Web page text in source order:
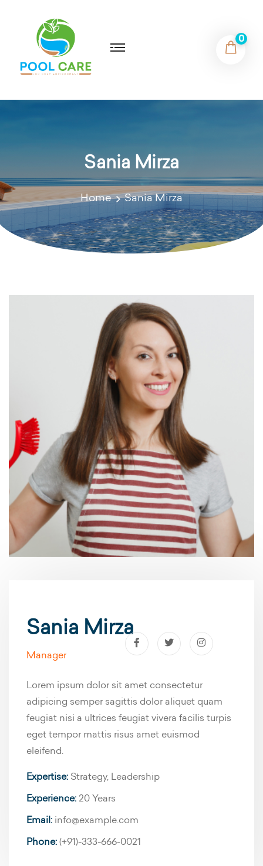
0
Sania Mirza
Home Sania Mirza
Sania Mirza
Manager
Lorem ipsum dolor sit amet consectetur
adipicing semper sagittis dolor aliquet quam
feugiat nisi a ultrices feugiat vivera facilis turpis
eget tempor mattis risus amet euismod
eleifend.
Expertise: Strategy, Leadership
Experience: 20 Years
Email: info@example.com
Phone: (+91)-333-666-0021